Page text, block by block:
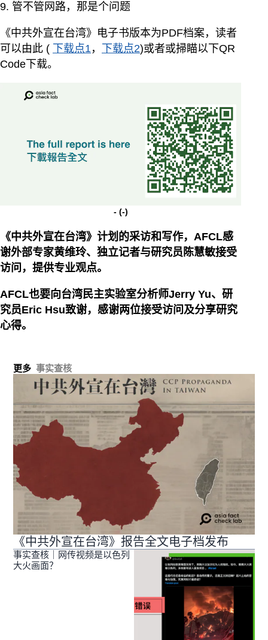
9. 管不管网路，那是个问题
《中共外宣在台湾》电子书版本为PDF档案，读者
可以由此 (
下载点1， 下载点2)或者或掃瞄以下QR
Code下载。
- (-)
《中共外宣在台湾》计划的采访和写作，AFCL感
谢外部专家黄维玲、独立记者与研究员陈慧敏接受
访问，提供专业观点。
AFCL也要向台湾民主实验室分析师Jerry Yu、研
究员Eric Hsu致谢，感谢两位接受访问及分享研究
心得。
更多 事实查核
《中共外宣在台湾》报告全文电子档发布
事实查核｜网传视频是以色列
大火画面？